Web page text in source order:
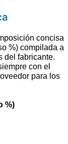
concisa
%) compilada a
del fabricante.
con el
para los
%)